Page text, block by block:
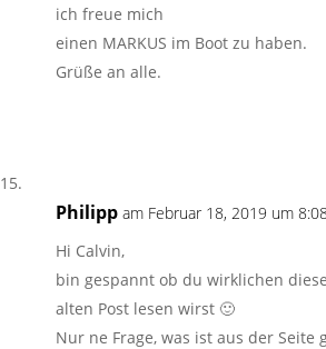
ich freue mich
einen MARKUS im Boot zu haben.
Grüße an alle.
Philipp am Februar 18, 2019 um
Hi Calvin,
bin gespannt ob du wirklichen
alten Post lesen wirst 🙂
Nur ne Frage, was ist aus der Seite